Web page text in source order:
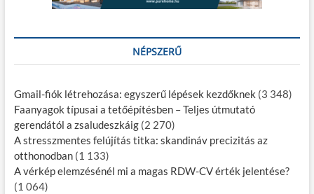
NÉPSZERŰ
Gmail-fiók létrehozása: egyszerű lépések kezdőknek​ (3 348)
Faanyagok típusai a tetőépítésben – Teljes útmutató
gerendától a zsaludeszkáig (2 270)
A stresszmentes felújítás titka: skandináv precizitás az
otthonodban (1 133)
A vérkép elemzésénél mi a magas RDW-CV érték jelentése?
(1 064)